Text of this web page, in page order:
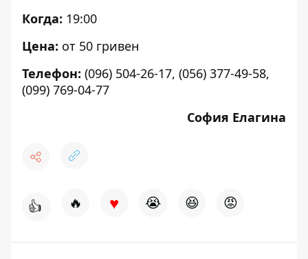
Когда: 19:00
Цена: от 50 гривен
Телефон: (096) 504-26-17, (056) 377-49-58,
(099) 769-04-77
София Елагина
👍 🔥 ♥ 😭 😆 😡